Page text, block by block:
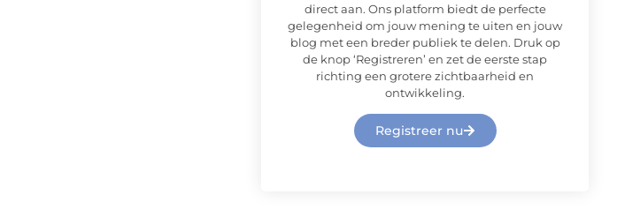
direct aan. Ons platform biedt de perfecte
gelegenheid om jouw mening te uiten en jouw
blog met een breder publiek te delen. Druk op
de knop ‘Registreren’ en zet de eerste stap
richting een grotere zichtbaarheid en
ontwikkeling.
Registreer nu